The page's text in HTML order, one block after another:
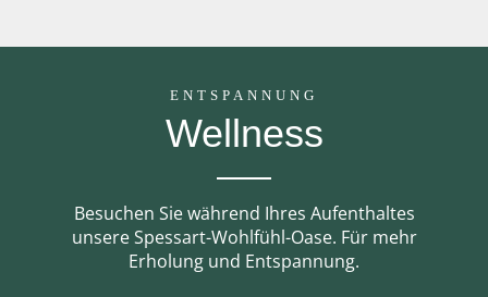
ENTSPANNUNG
Wellness
Besuchen Sie während Ihres Aufenthaltes
unsere Spessart-Wohlfühl-Oase. Für mehr
Erholung und Entspannung.